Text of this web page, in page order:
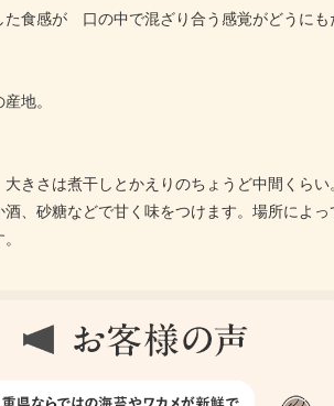
食感が 口の中で混ざり合う感覚がどうにも
地。
きさは煮干しとかえりのちょうど中間くらい
、砂糖などで甘く味をつけます。場所によっ